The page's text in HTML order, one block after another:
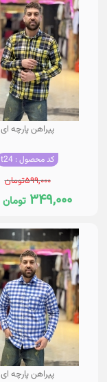
پیراهن پارچه ای
کد محصول : t24
۵۹۹,۰۰۰تومان
۳۴۹,۰۰۰ تومان
پیراهن پارچه ای